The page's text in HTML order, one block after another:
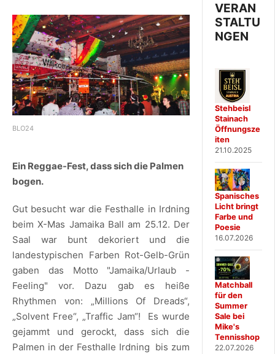
BLO24
Ein Reggae-Fest, dass sich die Palmen
bogen.
Gut besucht war die Festhalle in Irdning
beim X-Mas Jamaika Ball am 25.12. Der
Saal war bunt dekoriert und die
landestypischen Farben Rot-Gelb-Grün
gaben das Motto "Jamaika/Urlaub -
Feeling" vor. Dazu gab es heiße
Rhythmen von: „Millions Of Dreads“,
„Solvent Free“, „Traffic Jam“! Es wurde
gejammt und gerockt, dass sich die
Palmen in der Festhalle Irdning bis zum
VERAN
STALTU
NGEN
Stehbeisl
Stainach
Öffnungsze
iten
21.10.2025
Spanisches
Licht bringt
Farbe und
Poesie
16.07.2026
Matchball
für den
Summer
Sale bei
Mike's
Tennisshop
22.07.2026